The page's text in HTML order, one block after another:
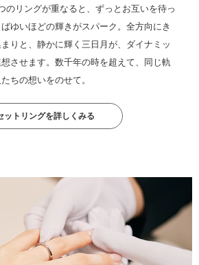
のリングが重なると、ずっとお互いを待っ
ゆいほどの輝きがスパーク。全方向にき
りと、静かに輝く三日月が、ダイナミッ
させます。数千年の時を超えて、同じ軌
ちの想いをのせて。
ットリングを詳しくみる